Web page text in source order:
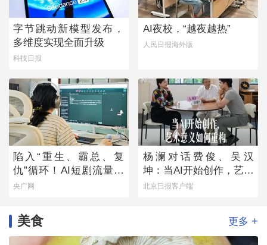
字节跳动新模型发布，
多维度实现全面升级
科技日报
AI夜校，“越夜越热”
人民日报海外版
陷入“重生、霸总、复
仇”循环！AI短剧流量狂
欢背后
央广网
杨澜对话费俊、吴汉
坤：当AI开始创作，艺术
意义如何重构
北京日报客户端
美食 更多 +